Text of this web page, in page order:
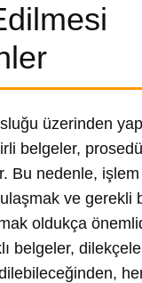
üzerinden
belgeler,
Bu nedenle,
ve gerekli
oldukça
belgeler,